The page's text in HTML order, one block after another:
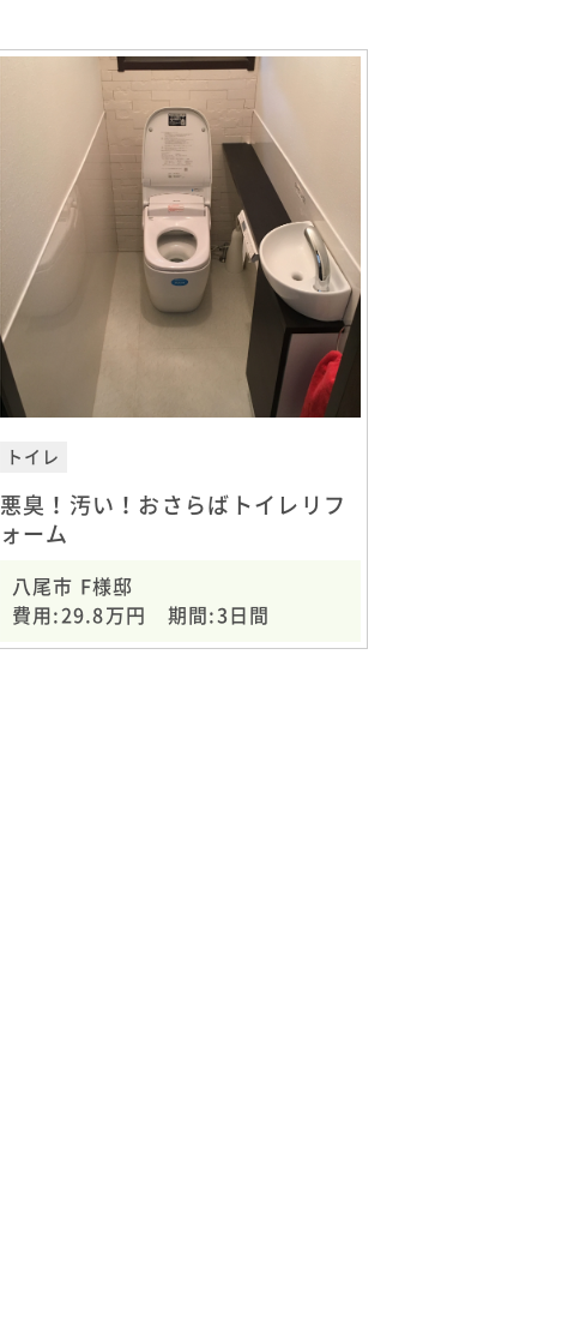
トイレ
悪臭！汚い！おさらばトイレリフ
ォーム
八尾市 F様邸
費用:29.8万円 期間:3日間